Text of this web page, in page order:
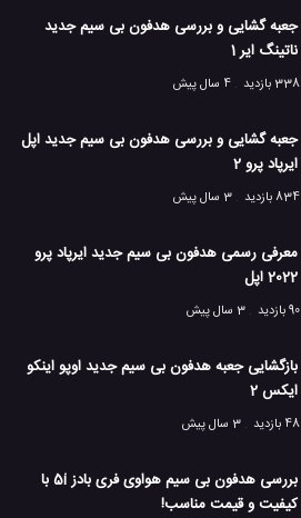
جعبه گشایی و بررسی هدفون بی سیم جدید
ناتینگ ایر 1
338 بازدید
4 سال پیش
جعبه گشایی و بررسی هدفون بی سیم جدید اپل
ایرپاد پرو 2
834 بازدید
3 سال پیش
معرفی رسمی هدفون بی سیم جدید ایرپاد پرو
2022 اپل
90 بازدید
3 سال پیش
بازگشایی جعبه هدفون بی سیم جدید اوپو اینکو
ایکس 2
48 بازدید
3 سال پیش
بررسی هدفون بی سیم هواوی فری بادز 5i با
کیفیت و قیمت مناسب!